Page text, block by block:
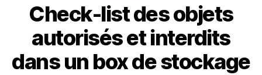
Check-list des objets
autorisés et interdits
dans un box de stockage